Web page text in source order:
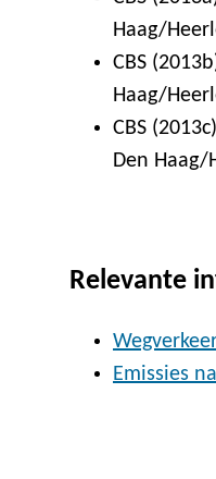
Haag/
CBS
Haag/
CBS
Den Haag/
Relevante
Emissies